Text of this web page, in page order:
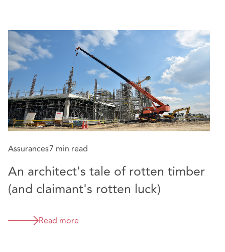
Assurances7 min read
An architect's tale of rotten timber
(and claimant's rotten luck)
Read more